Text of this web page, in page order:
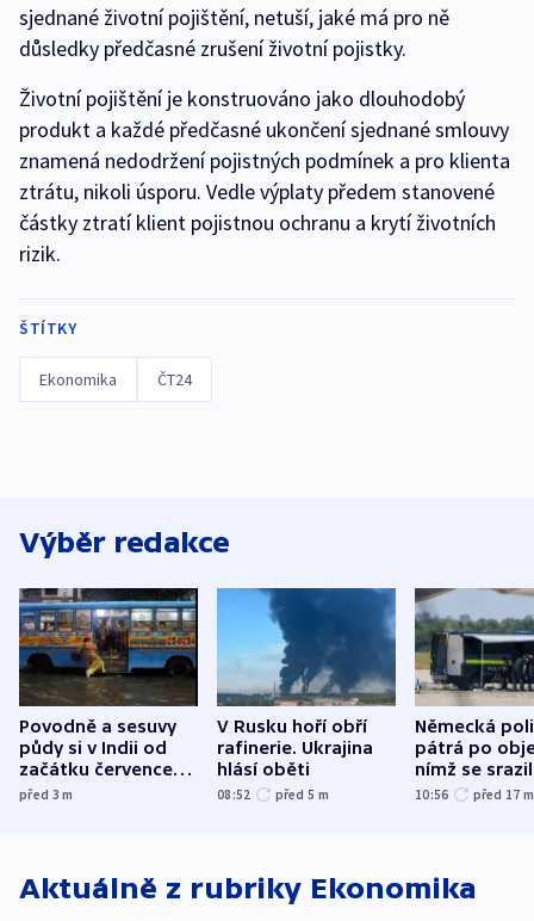
sjednané životní pojištění, netuší, jaké má pro ně
důsledky předčasné zrušení životní pojistky.
Životní pojištění je konstruováno jako dlouhodobý
produkt a každé předčasné ukončení sjednané smlouvy
znamená nedodržení pojistných podmínek a pro klienta
ztrátu, nikoli úsporu. Vedle výplaty předem stanovené
částky ztratí klient pojistnou ochranu a krytí životních
rizik.
ŠTÍTKY
Ekonomika ČT24
Výběr redakce
Povodně a sesuvy
půdy si v Indii od
začátku července
vyžádaly přes 130
před 3m
V Rusku hoří obří
rafinerie. Ukrajina
hlásí oběti
08:52 před 5 m
Německá
pátrá po
nímž se
letadlo u
10:56 před 17 m
Aktuálně z rubriky Ekonomika